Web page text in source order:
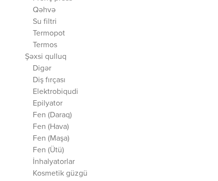
Qəhvə
Su filtri
Termopot
Termos
Şəxsi qulluq
Digər
Diş fırçası
Elektrobiqudi
Epilyator
Fen (Daraq)
Fen (Hava)
Fen (Maşa)
Fen (Ütü)
İnhalyatorlar
Kosmetik güzgü